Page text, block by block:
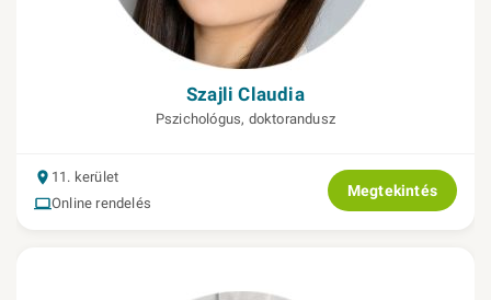
Szajli Claudia
Pszichológus, doktorandusz
11. kerület
Online rendelés
Megtekintés